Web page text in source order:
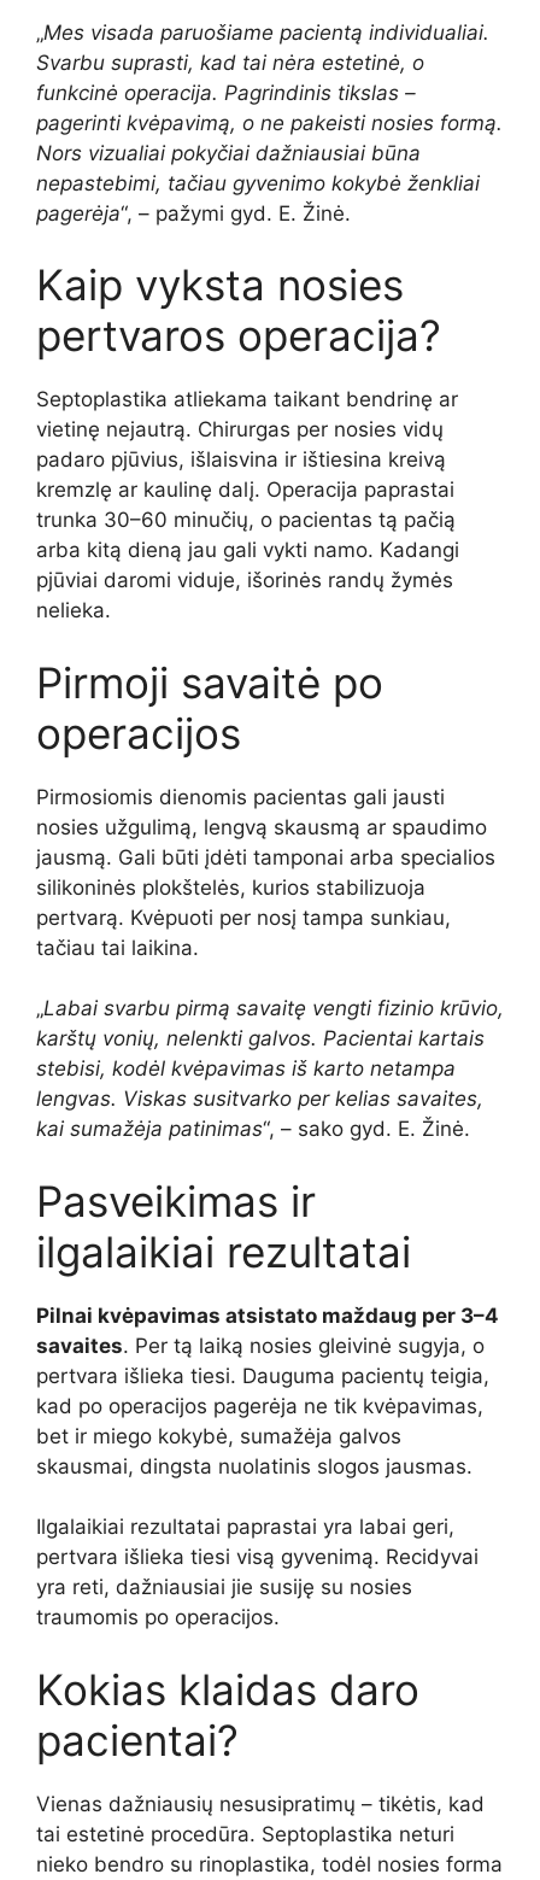
„Mes visada paruošiame pacientą individualiai.
Svarbu suprasti, kad tai nėra estetinė, o
funkcinė operacija. Pagrindinis tikslas –
pagerinti kvėpavimą, o ne pakeisti nosies formą.
Nors vizualiai pokyčiai dažniausiai būna
nepastebimi, tačiau gyvenimo kokybė ženkliai
pagerėja“, – pažymi gyd. E. Žinė.
Kaip vyksta nosies
pertvaros operacija?
Septoplastika atliekama taikant bendrinę ar
vietinę nejautrą. Chirurgas per nosies vidų
padaro pjūvius, išlaisvina ir ištiesina kreivą
kremzlę ar kaulinę dalį. Operacija paprastai
trunka 30–60 minučių, o pacientas tą pačią
arba kitą dieną jau gali vykti namo. Kadangi
pjūviai daromi viduje, išorinės randų žymės
nelieka.
Pirmoji savaitė po
operacijos
Pirmosiomis dienomis pacientas gali jausti
nosies užgulimą, lengvą skausmą ar spaudimo
jausmą. Gali būti įdėti tamponai arba specialios
silikoninės plokštelės, kurios stabilizuoja
pertvarą. Kvėpuoti per nosį tampa sunkiau,
tačiau tai laikina.
„Labai svarbu pirmą savaitę vengti fizinio krūvio,
karštų vonių, nelenkti galvos. Pacientai kartais
stebisi, kodėl kvėpavimas iš karto netampa
lengvas. Viskas susitvarko per kelias savaites,
kai sumažėja patinimas“, – sako gyd. E. Žinė.
Pasveikimas ir
ilgalaikiai rezultatai
Pilnai kvėpavimas atsistato maždaug per 3–4
savaites. Per tą laiką nosies gleivinė sugyja, o
pertvara išlieka tiesi. Dauguma pacientų teigia,
kad po operacijos pagerėja ne tik kvėpavimas,
bet ir miego kokybė, sumažėja galvos
skausmai, dingsta nuolatinis slogos jausmas.
Ilgalaikiai rezultatai paprastai yra labai geri,
pertvara išlieka tiesi visą gyvenimą. Recidyvai
yra reti, dažniausiai jie susiję su nosies
traumomis po operacijos.
Kokias klaidas daro
pacientai?
Vienas dažniausių nesusipratimų – tikėtis, kad
tai estetinė procedūra. Septoplastika neturi
nieko bendro su rinoplastika, todėl nosies forma